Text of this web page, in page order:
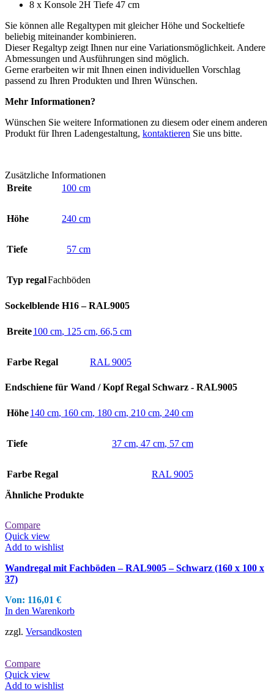
8 x Konsole 2H Tiefe 47 cm
Sie können alle Regaltypen mit gleicher Höhe und Sockeltiefe
beliebig miteinander kombinieren.
Dieser Regaltyp zeigt Ihnen nur eine Variationsmöglichkeit. Andere
Abmessungen und Ausführungen sind möglich.
Gerne erarbeiten wir mit Ihnen einen individuellen Vorschlag
passend zu Ihren Produkten und Ihren Wünschen.
Mehr Informationen?
Wünschen Sie weitere Informationen zu diesem oder einem anderen
Produkt für Ihren Ladengestaltung, kontaktieren Sie uns bitte.
Zusätzliche Informationen
Breite
100 cm
Höhe 240 cm
Tiefe 57 cm
Typ regalFachböden
Sockelblende H16 – RAL9005
Breite100 cm, 125 cm, 66,5 cm
Farbe Regal RAL 9005
Endschiene für Wand / Kopf Regal Schwarz - RAL9005
Höhe140 cm, 160 cm, 180 cm, 210 cm, 240 cm
Tiefe 37 cm, 47 cm, 57 cm
Farbe Regal
RAL 9005
Ähnliche Produkte
Compare
Quick view
Add to wishlist
Wandregal mit Fachböden – RAL9005 – Schwarz (160 x 100 x
37)
Von: 116,01 €
In den Warenkorb
zzgl. Versandkosten
Compare
Quick view
Add to wishlist